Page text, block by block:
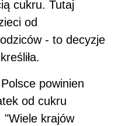
cukru. Tutaj
od
- to decyzje
powinien
od cukru
"Wiele krajów